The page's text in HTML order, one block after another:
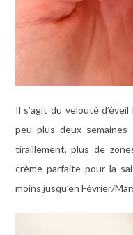
Il s’agit du velouté
peu plus deux
tiraillement, plus de
crème parfaite pour la
moins jusqu’en Février/